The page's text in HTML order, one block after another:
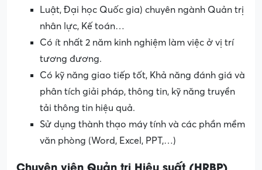
Luật, Đại học Quốc gia) chuyên ngành Quản trị
nhân lực, Kế toán…
Có ít nhất 2 năm kinh nghiệm làm việc ở vị trí
tương đương.
Có kỹ năng giao tiếp tốt, Khả năng đánh giá và
phân tích giải pháp, thông tin, kỹ năng truyền
tải thông tin hiệu quả.
Sử dụng thành thạo máy tính và các phần mềm
văn phòng (Word, Excel, PPT,…)
Chuyên viên Quản trị Hiệu suất (HRBP)